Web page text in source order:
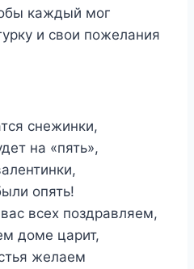
каждый мог
и свои пожелания
снежинки,
на «пять»,
опять!
всех поздравляем,
доме царит,
желаем